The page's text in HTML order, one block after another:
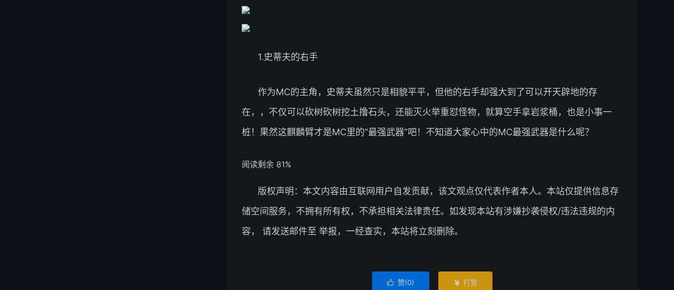
1.史蒂夫的右手
作为MC的主角，史蒂夫虽然只是相貌平平，但他的右手却强大到了可以开天辟地的存
在，，不仅可以砍树砍树挖土撸石头，还能灭火举重怼怪物，就算空手拿岩浆桶，也是小事一
桩！果然这麒麟臂才是MC里的“最强武器”吧！不知道大家心中的MC最强武器是什么呢？
阅读剩余 81%
版权声明：本文内容由互联网用户自发贡献，该文观点仅代表作者本人。本站仅提供信息存
储空间服务，不拥有所有权，不承担相关法律责任。如发现本站有涉嫌抄袭侵权/违法违规的内
容， 请发送邮件至 举报，一经查实，本站将立刻删除。
 赞(0)  打赏